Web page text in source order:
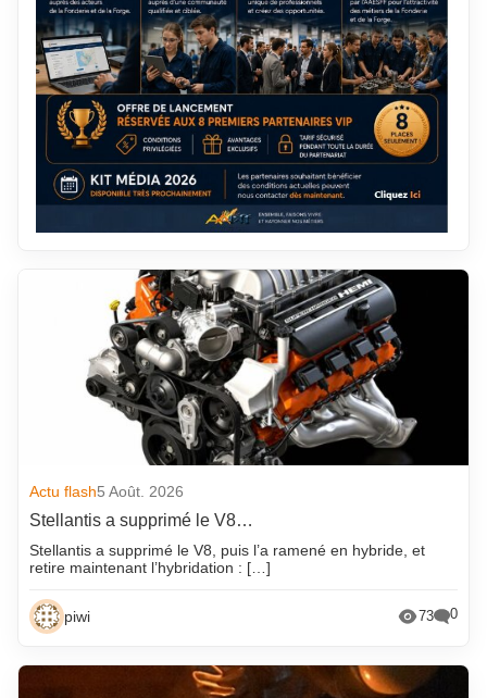
Actu flash5 Août. 2026
Stellantis a supprimé le V8…
Stellantis a supprimé le V8, puis l’a ramené en hybride, et
retire maintenant l’hybridation : […]
piwi 73 0